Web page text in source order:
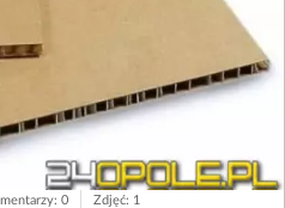
0 Zdjęć: 1